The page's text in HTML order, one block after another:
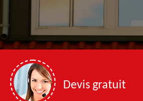
Devis gratuit